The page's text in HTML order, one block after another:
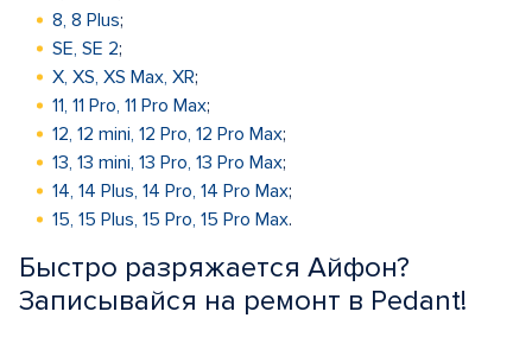
8, 8 Plus;
SE, SE 2;
X, XS, XS Max, XR;
11, 11 Pro, 11 Pro Max;
12, 12 mini, 12 Pro, 12 Pro Max;
13, 13 mini, 13 Pro, 13 Pro Max;
14, 14 Plus, 14 Pro, 14 Pro Max;
15, 15 Plus, 15 Pro, 15 Pro Max.
Быстро разряжается Айфон?
Записывайся на ремонт в Pedant!